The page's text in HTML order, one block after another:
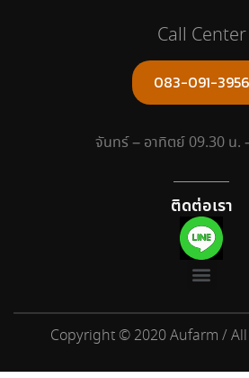
Call Center
083-091-3956
จันทร์ – อาทิตย์ 09.30 น.
ติดต่อเรา
Copyright © 2020 Aufarm /